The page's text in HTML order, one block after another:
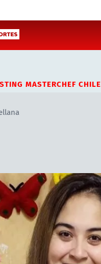
MASTERCHEF CHILE
Milisen Orellana